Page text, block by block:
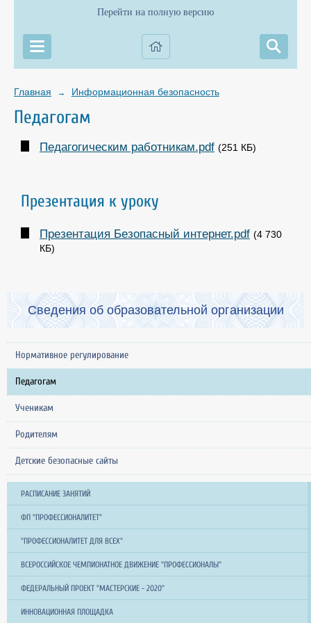
Перейти на полную версию
Главная → Информационная безопасность
Педагогам
Педагогическим работникам.pdf (251 КБ)
Презентация к уроку
Презентация Безопасный интернет.pdf (4 730
КБ)
Сведения об образовательной организации
Нормативное регулирование
Педагогам
Ученикам
Родителям
Детские безопасные сайты
РАСПИСАНИЕ ЗАНЯТИЙ
ФП "ПРОФЕССИОНАЛИТЕТ"
"ПРОФЕССИОНАЛИТЕТ ДЛЯ ВСЕХ"
ВСЕРОССИЙСКОЕ ЧЕМПИОНАТНОЕ ДВИЖЕНИЕ "ПРОФЕССИОНАЛЫ"
ФЕДЕРАЛЬНЫЙ ПРОЕКТ "МАСТЕРСКИЕ - 2020"
ИННОВАЦИОННАЯ ПЛОЩАДКА